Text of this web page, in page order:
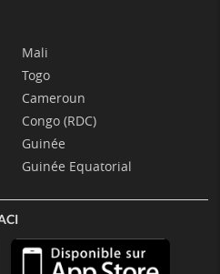
Mali
Togo
Cameroun
Congo (RDC)
Guinée
Guinée Equatorial